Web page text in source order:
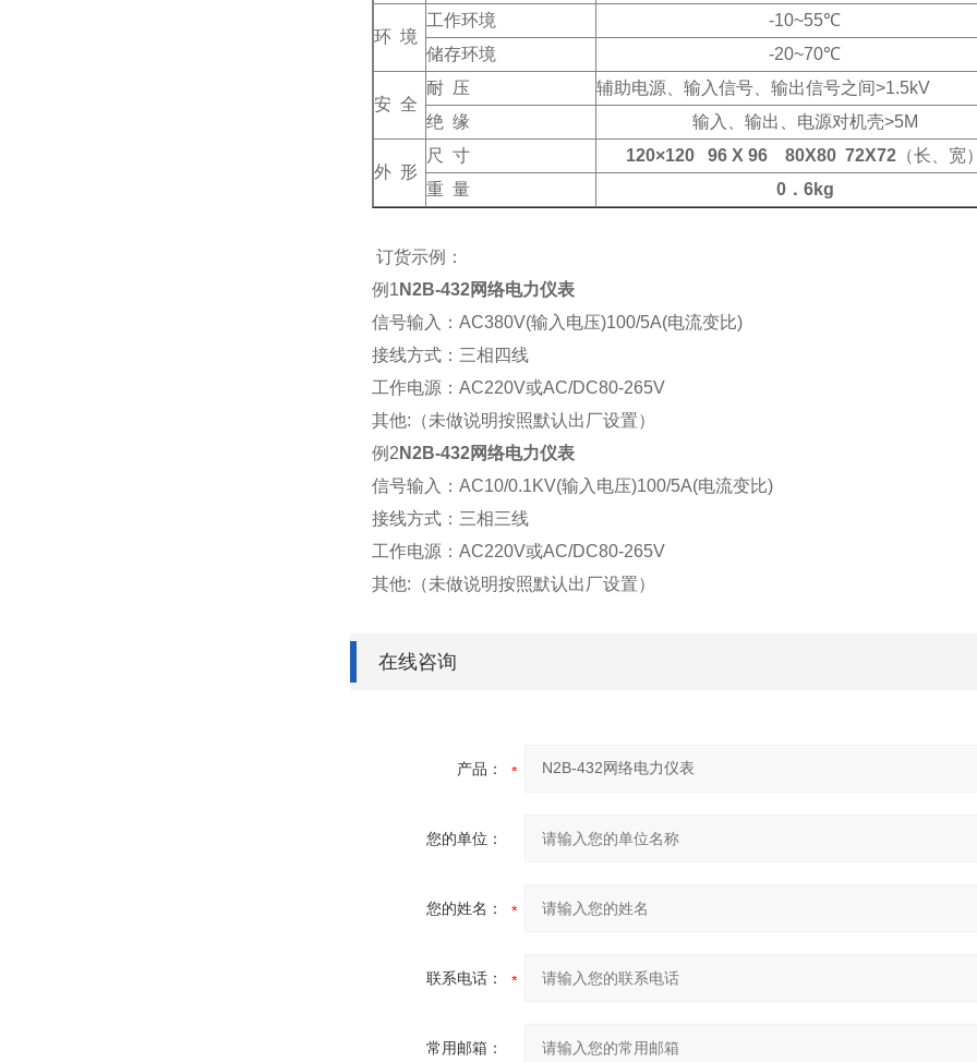
环 境
工作环境
-10~55℃
储存环境
-20~70℃
安 全
耐 压
辅助电源、输入信号、输出信号之间>1.5kV
绝 缘
输入、输出、电源对机壳>5M
外 形
尺 寸 120×120 96 X 96 80X80 72X72 （长、宽
重 量
0．6kg
订货示例：
例1 N2B-432网络电力仪表
信号输入：AC380V(输入电压)100/5A(电流变比)
接线方式：三相四线
工作电源：AC220V或AC/DC80-265V
其他:（未做说明按照默认出厂设置）
例2 N2B-432网络电力仪表
信号输入：AC10/0.1KV(输入电压)100/5A(电流变比)
接线方式：三相三线
工作电源：AC220V或AC/DC80-265V
其他:（未做说明按照默认出厂设置）
在线咨询
产品：
您的单位：
您的姓名：
联系电话：
常用邮箱：